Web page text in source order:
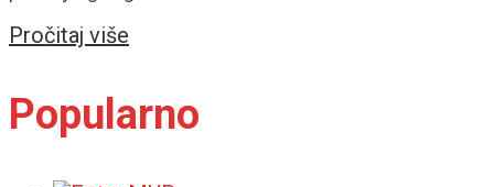
Pročitaj više
Popularno